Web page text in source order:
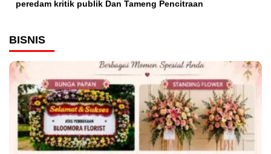
peredam kritik publik Dan Tameng Pencitraan
BISNIS